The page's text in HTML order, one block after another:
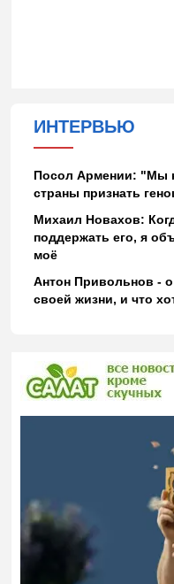
ИНТЕРВЬЮ
Посол Армении: "Мы
страны признать
Михаил Новахов:
поддержать его, я
моё
Антон Привольнов - о
своей жизни, и что